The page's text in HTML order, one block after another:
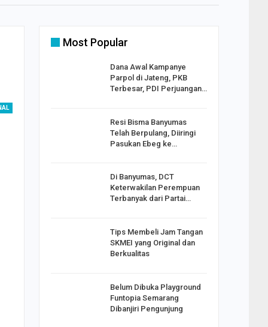
Most Popular
Dana Awal Kampanye
Parpol di Jateng, PKB
Terbesar, PDI Perjuangan…
Resi Bisma Banyumas
Telah Berpulang, Diiringi
Pasukan Ebeg ke…
Di Banyumas, DCT
Keterwakilan Perempuan
Terbanyak dari Partai…
Tips Membeli Jam Tangan
SKMEI yang Original dan
Berkualitas
Belum Dibuka Playground
Funtopia Semarang
Dibanjiri Pengunjung